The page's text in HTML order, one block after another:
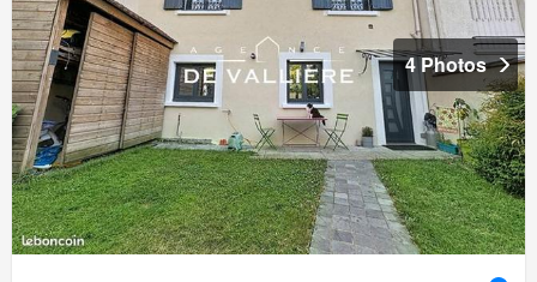
4 Photos